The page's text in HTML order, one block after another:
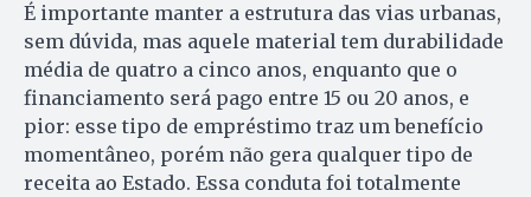
É importante manter a estrutura das vias urbanas,
sem dúvida, mas aquele material tem durabilidade
média de quatro a cinco anos, enquanto que o
financiamento será pago entre 15 ou 20 anos, e
pior: esse tipo de empréstimo traz um benefício
momentâneo, porém não gera qualquer tipo de
receita ao Estado. Essa conduta foi totalmente